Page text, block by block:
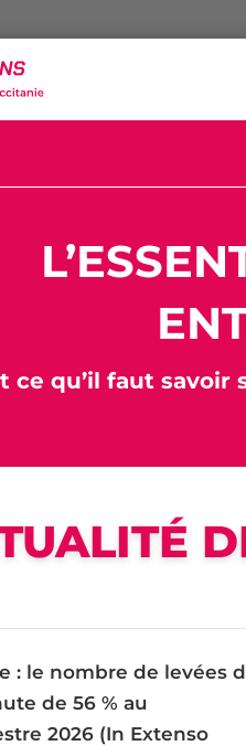
ce qu’il faut savoir
: le nombre de levées
de 56 % au
2026 (In Extenso